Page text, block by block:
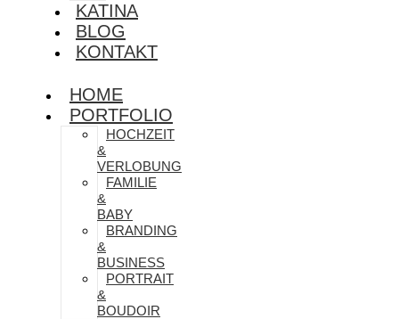
KATINA
BLOG
KONTAKT
HOME
PORTFOLIO
HOCHZEIT
&
VERLOBUNG
FAMILIE
&
BABY
BRANDING
&
BUSINESS
PORTRAIT
&
BOUDOIR